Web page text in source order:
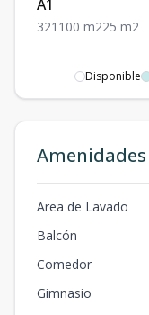
A1
321 100 m225 m2
Disponible
Amenidades
Area de Lavado
Balcón
Comedor
Gimnasio